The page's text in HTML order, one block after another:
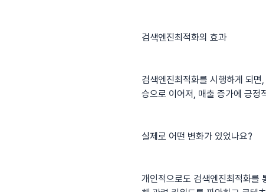
검색엔진최적화의 효과
검색엔진최적화를 시행하게 되면
승으로 이어져, 매출 증가에 긍정
실제로 어떤 변화가 있었나요?
개인적으로도 검색엔진최적화를